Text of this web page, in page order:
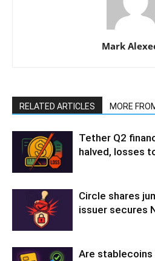
Mark
RELATED ARTICLES MORE
Tether Q2
halved, losses
Circle shares
issuer secures
Are